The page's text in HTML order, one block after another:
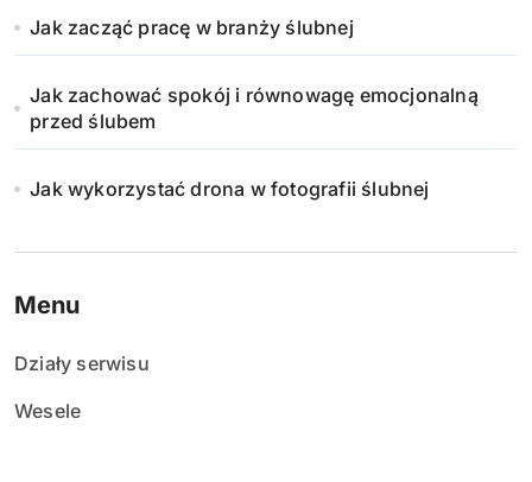
Jak zacząć pracę w branży ślubnej
Jak zachować spokój i równowagę emocjonalną
przed ślubem
Jak wykorzystać drona w fotografii ślubnej
Menu
Działy serwisu
Wesele